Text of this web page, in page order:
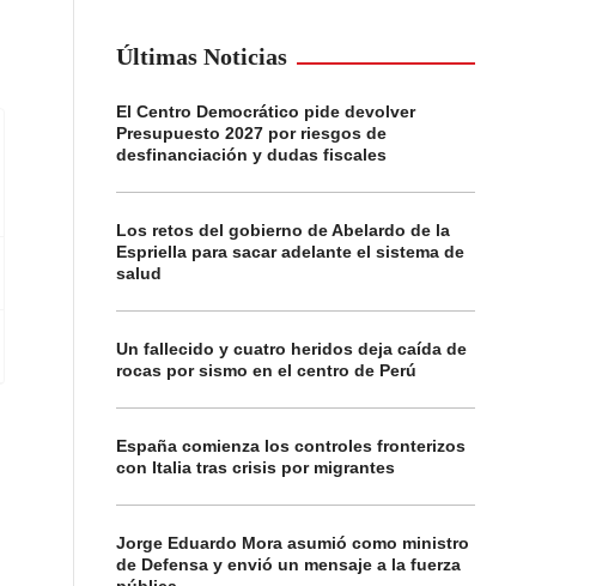
Últimas Noticias
El Centro Democrático pide devolver
Presupuesto 2027 por riesgos de
desfinanciación y dudas fiscales
Los retos del gobierno de Abelardo de la
Espriella para sacar adelante el sistema de
salud
Un fallecido y cuatro heridos deja caída de
rocas por sismo en el centro de Perú
España comienza los controles fronterizos
con Italia tras crisis por migrantes
Jorge Eduardo Mora asumió como ministro
de Defensa y envió un mensaje a la fuerza